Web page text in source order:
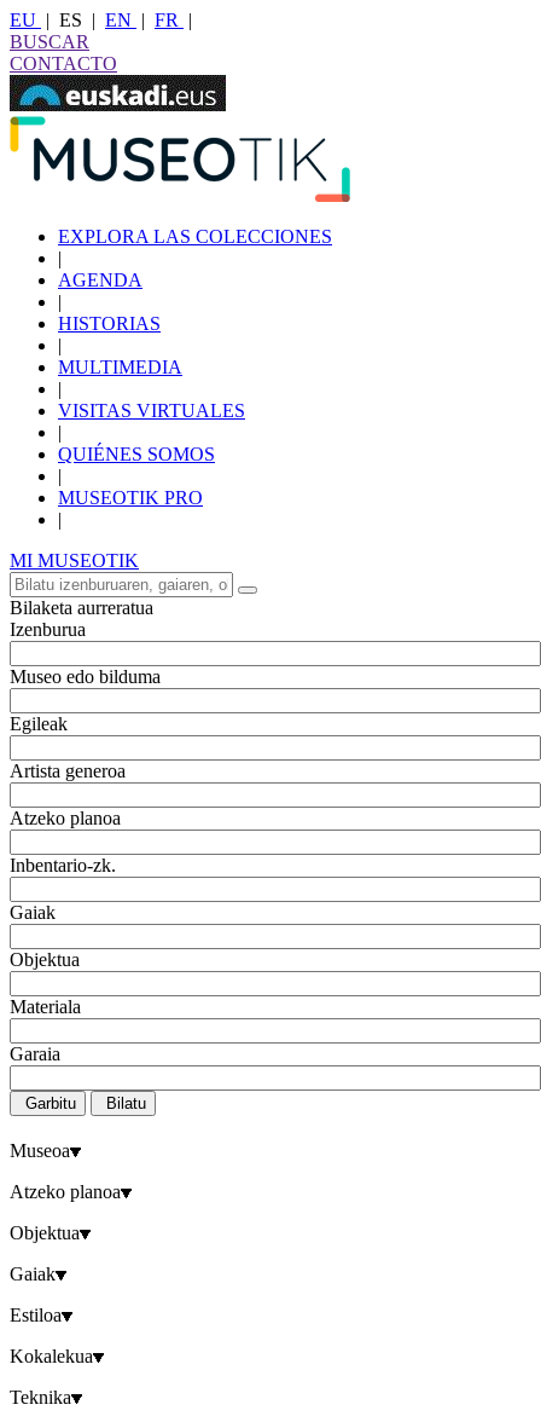
EU | ES | EN | FR
|
BUSCAR
CONTACTO
EXPLORA LAS COLECCIONES
|
AGENDA
|
HISTORIAS
|
MULTIMEDIA
|
VISITAS VIRTUALES
|
QUIÉNES SOMOS
|
MUSEOTIK PRO
|
MI MUSEOTIK
Bilaketa aurreratua
Izenburua
Museo edo bilduma
Egileak
Artista generoa
Atzeko planoa
Inbentario-zk.
Gaiak
Objektua
Materiala
Garaia
Garbitu Bilatu
Museoa
Atzeko planoa
Objektua
Gaiak
Estiloa
Kokalekua
Teknika